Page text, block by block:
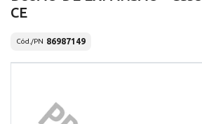
CE
Cód./PN 86987149